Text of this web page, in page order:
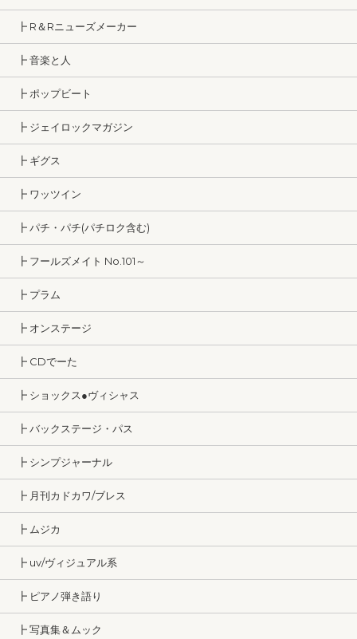
┣ R＆Rニューズメーカー
┣ 音楽と人
┣ ポップビート
┣ ジェイロックマガジン
┣ ギグス
┣ ワッツイン
┣ パチ・パチ(パチロク含む)
┣ フールズメイト No.101～
┣ プラム
┣ オンステージ
┣ CDでーた
┣ ショックス●ヴィシャス
┣ バックステージ・パス
┣ シンプジャーナル
┣ 月刊カドカワ/ブレス
┣ ムジカ
┣ uv/ヴィジュアル系
┣ ピアノ弾き語り
┣ 写真集＆ムック